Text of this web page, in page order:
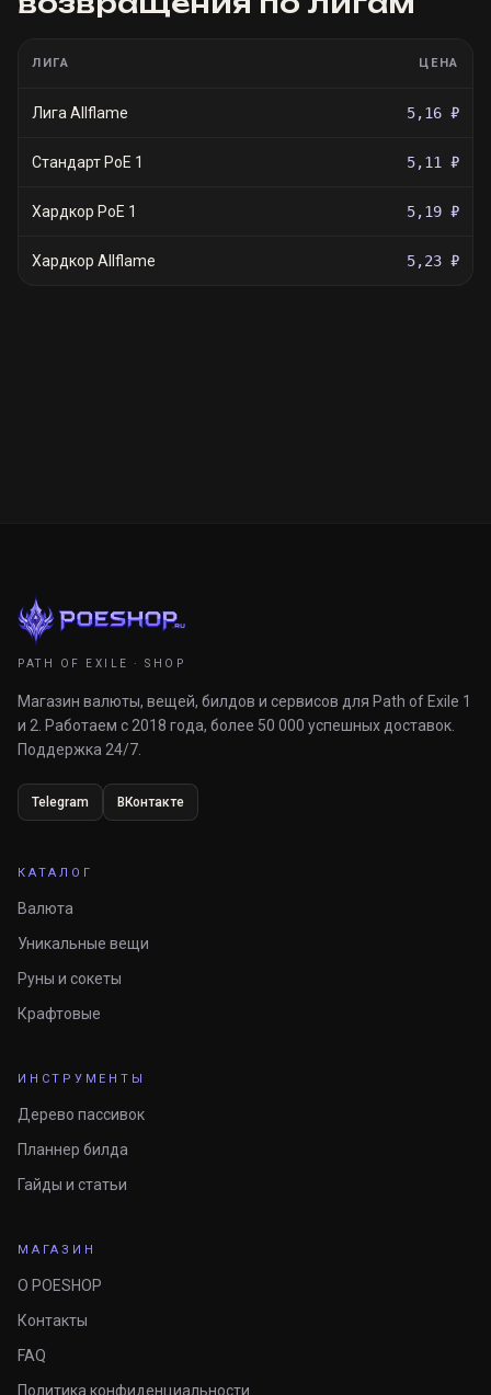
ЛИГА ЦЕНА
Лига Allflame 5,16 ₽
Стандарт PoE 1 5,11 ₽
Хардкор PoE 1 5,19 ₽
Хардкор Allflame 5,23 ₽
PATH OF EXILE · SHOP
Магазин валюты, вещей, билдов и сервисов для Path of Exile 1
и 2. Работаем с 2018 года, более 50 000 успешных доставок.
Поддержка 24/7.
Telegram ВКонтакте
КАТАЛОГ
Валюта
Уникальные вещи
Руны и сокеты
Крафтовые
ИНСТРУМЕНТЫ
Дерево пассивок
Планнер билда
Гайды и статьи
МАГАЗИН
О POESHOP
Контакты
FAQ
Политика конфиденциальности